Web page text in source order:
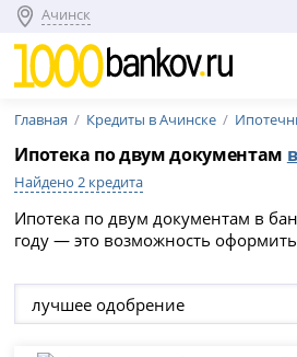
Ачинск
Главная Кредиты в Ачинске
Ипотека по двум документам
Найдено 2 кредита
Ипотека по двум документам в
году — это возможность оформить
подходящую программу и подайте
официальном сайте банка.
лучшее одобрение